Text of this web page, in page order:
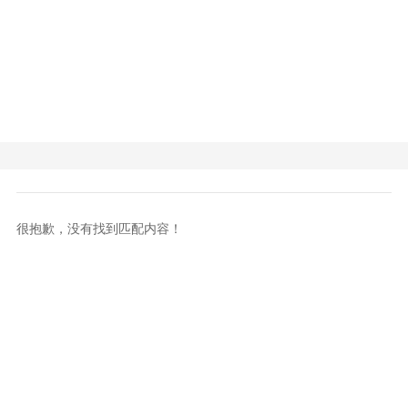
很抱歉，没有找到匹配内容！